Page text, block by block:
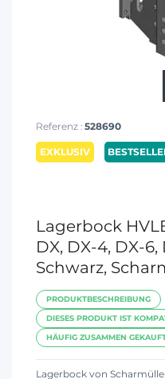
Referenz : 528690
EXKLUSIV
Lagerbock
DX, DX-4, DX-
Schwarz,
PRODUKTBESCHREIBUNG
DIESES PRODUKT IST
HÄUFIG ZUSAMMEN
Lagerbock von